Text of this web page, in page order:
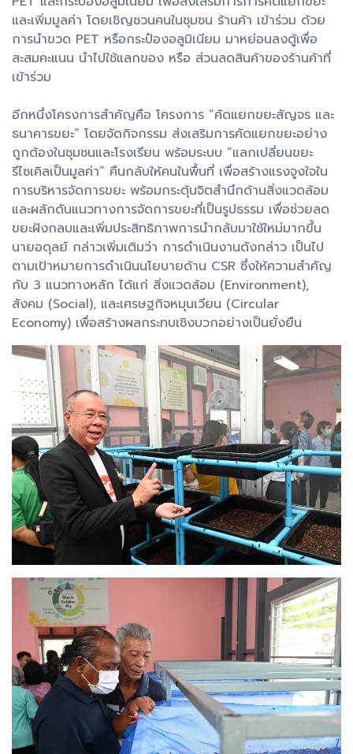
และเพิ่มมูลค่า โดยเชิญชวนคนในชุมชน ร้านค้า เข้าร่วม ด้วย
การนำขวด PET หรือกระป๋องอลูมิเนียม มาหย่อนลงตู้เพื่อ
สะสมคะแนน นำไปใช้แลกของ หรือ ส่วนลดสินค้าของร้านค้าที่
เข้าร่วม
อีกหนึ่งโครงการสำคัญคือ โครงการ “คัดแยกขยะสัญจร และ
ธนาคารขยะ” โดยจัดกิจกรรม ส่งเสริมการคัดแยกขยะอย่าง
ถูกต้องในชุมชนและโรงเรียน พร้อมระบบ “แลกเปลี่ยนขยะ
รีไซเคิลเป็นมูลค่า” คืนกลับให้คนในพื้นที่ เพื่อสร้างแรงจูงใจใน
การบริหารจัดการขยะ พร้อมกระตุ้นจิตสำนึกด้านสิ่งแวดล้อม
และผลักดันแนวทางการจัดการขยะที่เป็นรูปธรรม เพื่อช่วยลด
ขยะฝังกลบและเพิ่มประสิทธิภาพการนำกลับมาใช้ใหม่มากขึ้น
นายอดุลย์ กล่าวเพิ่มเติมว่า การดำเนินงานดังกล่าว เป็นไป
ตามเป้าหมายการดำเนินนโยบายด้าน CSR ซึ่งให้ความสำคัญ
กับ 3 แนวทางหลัก ได้แก่ สิ่งแวดล้อม (Environment),
สังคม (Social), และเศรษฐกิจหมุนเวียน (Circular
Economy) เพื่อสร้างผลกระทบเชิงบวกอย่างเป็นยั่งยืน